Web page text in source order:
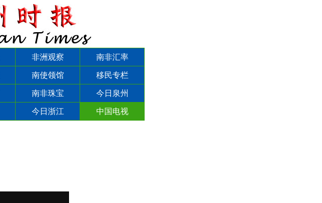
非洲观察 南非汇率
南使领馆 移民专栏
南非珠宝 今日泉州
今日浙江
中国电视